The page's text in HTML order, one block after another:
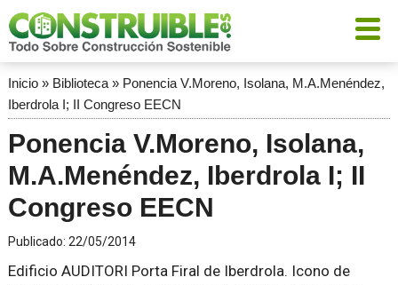
Inicio» Biblioteca» Ponencia V.Moreno, Isolana, M.A.Menéndez,
Iberdrola I; II Congreso EECN
Ponencia V.Moreno, Isolana,
M.A.Menéndez, Iberdrola I; II
Congreso EECN
Publicado: 22/05/2014
Edificio AUDITORI Porta Firal de Iberdrola. Icono de